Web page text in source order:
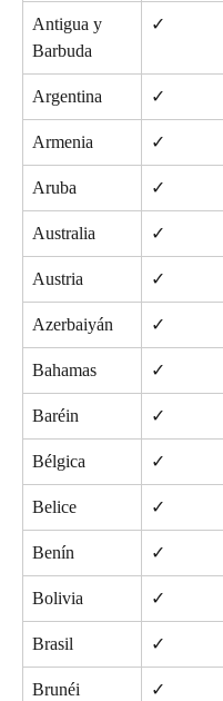
Antigua y
Barbuda
✓
Argentina ✓
Armenia ✓
Aruba ✓
Australia ✓
Austria ✓
Azerbaiyán ✓
Bahamas ✓
Baréin ✓
Bélgica ✓
Belice ✓
Benín ✓
Bolivia ✓
Brasil ✓
Brunéi ✓